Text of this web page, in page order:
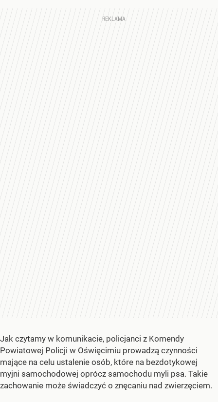
Jak czytamy w komunikacie, policjanci z Komendy
Powiatowej Policji w Oświęcimiu prowadzą czynności
mające na celu ustalenie osób, które na bezdotykowej
myjni samochodowej oprócz samochodu myli psa. Takie
zachowanie może świadczyć o znęcaniu nad zwierzęciem.